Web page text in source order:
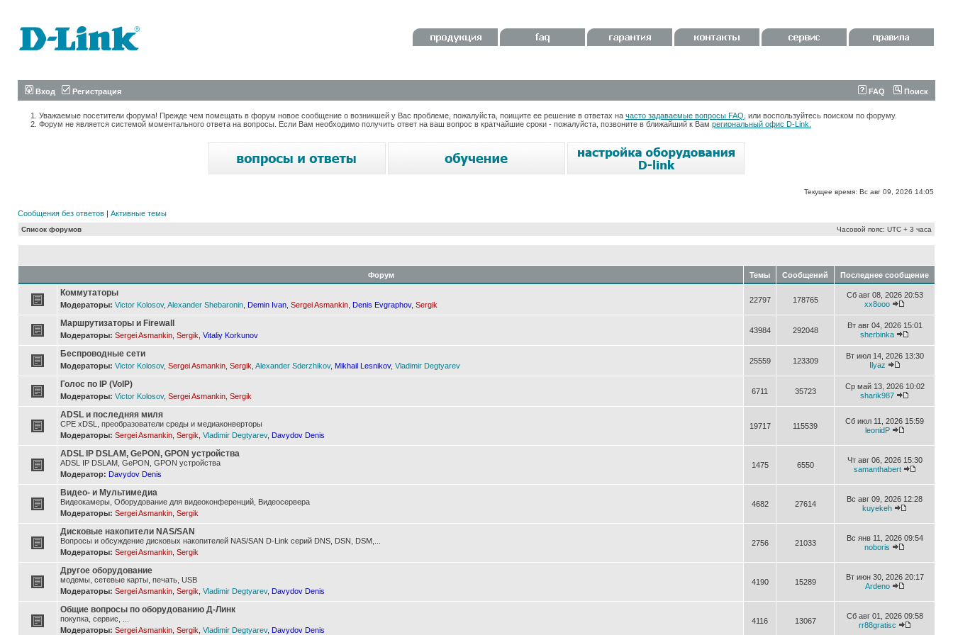
Вход Регистрация FAQ Поиск
Уважаемые посетители форума! Прежде чем помещать в форум новое сообщение о возникшей у Вас проблеме, пожалуйста, поищите ее решение в ответах на часто задаваемые вопросы FAQ , или воспользуйтесь поиском по форуму.
Форум не является системой моментального ответа на вопросы. Если Вам необходимо получить ответ на ваш вопрос в кратчайшие сроки - пожалуйста, позвоните в ближайший к Вам региональный офис D-Link.
Текущее время: Вс авг 09, 2026 14:05
Сообщения без ответов | Активные темы
Список форумов Часовой пояс: UTC + 3 часа
Форум Темы Сообщений Последнее сообщение
Коммутаторы
Модераторы: Victor Kolosov, Alexander Shebaronin Demin Ivan Sergei Asmankin Denis Evgraphov, Sergik
22797 178765
Сб авг 08, 2026 20:53
xx8ooo
Маршрутизаторы и Firewall
Модераторы: Sergei Asmankin Sergik Vitaliy Korkunov
43984 292048
Вт авг 04, 2026 15:01
sherbinka
Беспроводные сети
Модераторы: Victor Kolosov, Sergei Asmankin Sergik Alexander Sderzhikov, Mikhail Lesnikov, Vladimir Degtyarev
25559 123309
Вт июл 14, 2026 13:30
Ilyaz
Голос по IP (VoIP)
Модераторы: Victor Kolosov, Sergei Asmankin Sergik
6711 35723
Ср май 13, 2026 10:02
sharik987
ADSL и последняя миля
CPE xDSL, преобразователи среды и медиаконверторы
Модераторы: Sergei Asmankin Sergik Vladimir Degtyarev, Davydov Denis
19717 115539
Сб июл 11, 2026 15:59
leonidP
ADSL IP DSLAM, GePON, GPON устройства
ADSL IP DSLAM, GePON, GPON устройства
Модератор: Davydov Denis
1475 6550
Чт авг 06, 2026 15:30
samanthabert
Видео- и Мультимедиа
Видеокамеры, Оборудование для видеоконференций, Видеосервера
Модераторы: Sergei Asmankin Sergik
4682 27614
Вс авг 09, 2026 12:28
kuyekeh
Дисковые накопители NAS/SAN
Вопросы и обсуждение дисковых накопителей NAS/SAN D-Link серий DNS, DSN, DSM,...
Модераторы: Sergei Asmankin Sergik
2756 21033
Вс янв 11, 2026 09:54
noboris
Другое оборудование
модемы, сетевые карты, печать, USB
Модераторы: Sergei Asmankin Sergik Vladimir Degtyarev, Davydov Denis
4190 15289
Вт июн 30, 2026 20:17
Ardeno
Общие вопросы по оборудованию Д-Линк
покупка, сервис, ...
Модераторы: Sergei Asmankin Sergik Vladimir Degtyarev, Davydov Denis
4116 13067
Сб авг 01, 2026 09:58
rr88gratisc